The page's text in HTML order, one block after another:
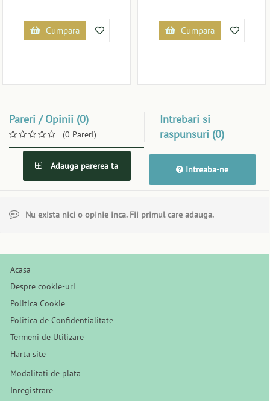
Cumpara Cumpara
Pareri / Opinii (0)
(0 Pareri)
Intrebari si
raspunsuri (0)
Adauga parerea ta Intreaba-ne
Nu exista nici o opinie inca. Fii primul care adauga.
Acasa
Despre cookie-uri
Politica Cookie
Politica de Confidentialitate
Termeni de Utilizare
Harta site
Modalitati de plata
Inregistrare